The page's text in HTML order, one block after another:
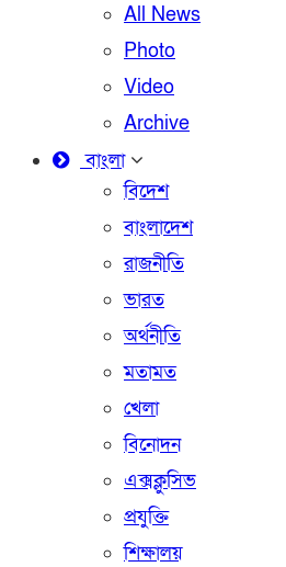
All News
Photo
Video
Archive
বাংলা
বিদেশ
বাংলাদেশ
রাজনীতি
ভারত
অর্থনীতি
মতামত
খেলা
বিনোদন
এক্সক্লুসিভ
প্রযুক্তি
শিক্ষালয়